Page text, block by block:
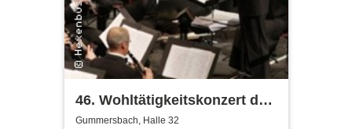
46. Wohltätigkeitskonzert des
Musikkorps der Bundeswehr
Gummersbach, Halle 32